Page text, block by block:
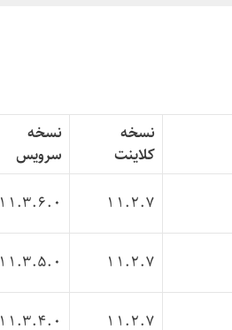
نسخه
کلاینت
نسخه
سرویس
11.2.7
11.3.6.0
11.2.7
11.3.5.0
11.2.7
11.3.4.0